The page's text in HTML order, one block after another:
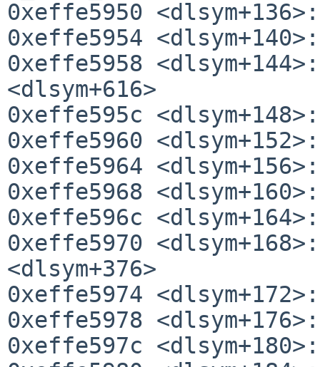
0xeffe5950
0xeffe5954
0xeffe5958
<dlsym+616>
0xeffe595c
0xeffe5960
0xeffe5964
0xeffe5968
0xeffe596c
0xeffe5970
<dlsym+376>
0xeffe5974
0xeffe5978
0xeffe597c